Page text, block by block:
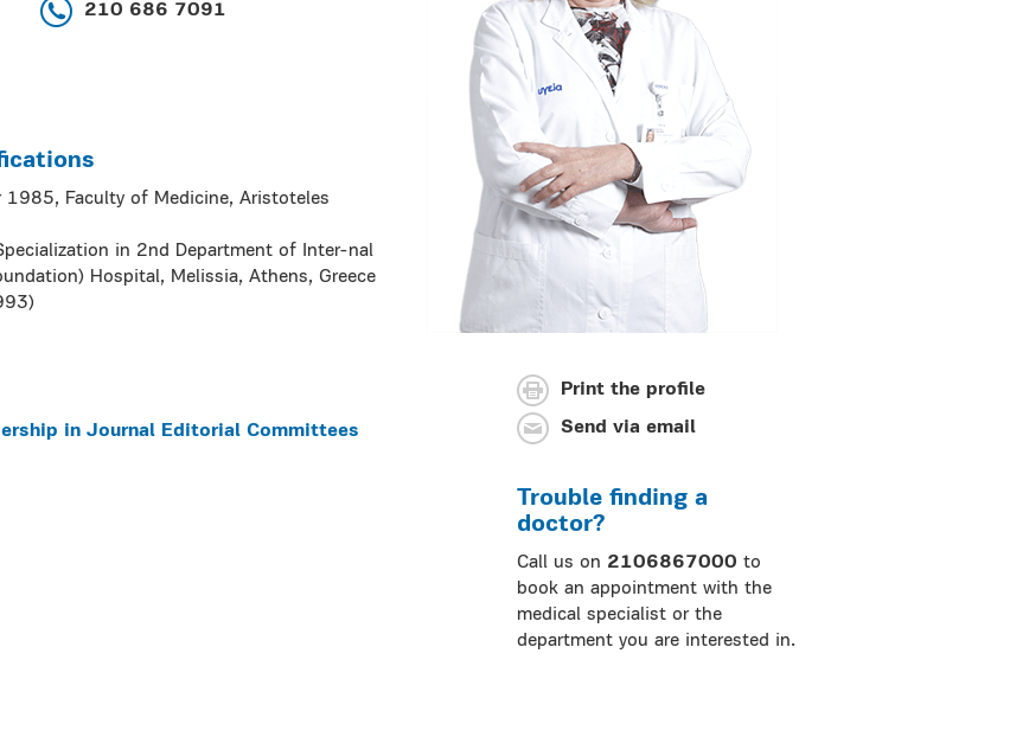
210 686 7091
1985, Faculty of Medicine, Aristoteles
in 2nd Department of Inter-nal
Hospital, Melissia, Athens, Greece
in Journal Editorial Committees
Print the profile
Send via email
Trouble finding a
doctor?
Call us on 2106867000 to
book an appointment with the
medical specialist or the
department you are interested in.